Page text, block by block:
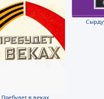
Пребудет в веках